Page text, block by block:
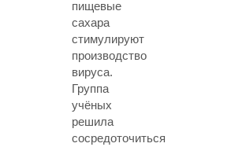
пищевые
сахара
стимулируют
производство
вируса.
Группа
учёных
решила
сосредоточиться